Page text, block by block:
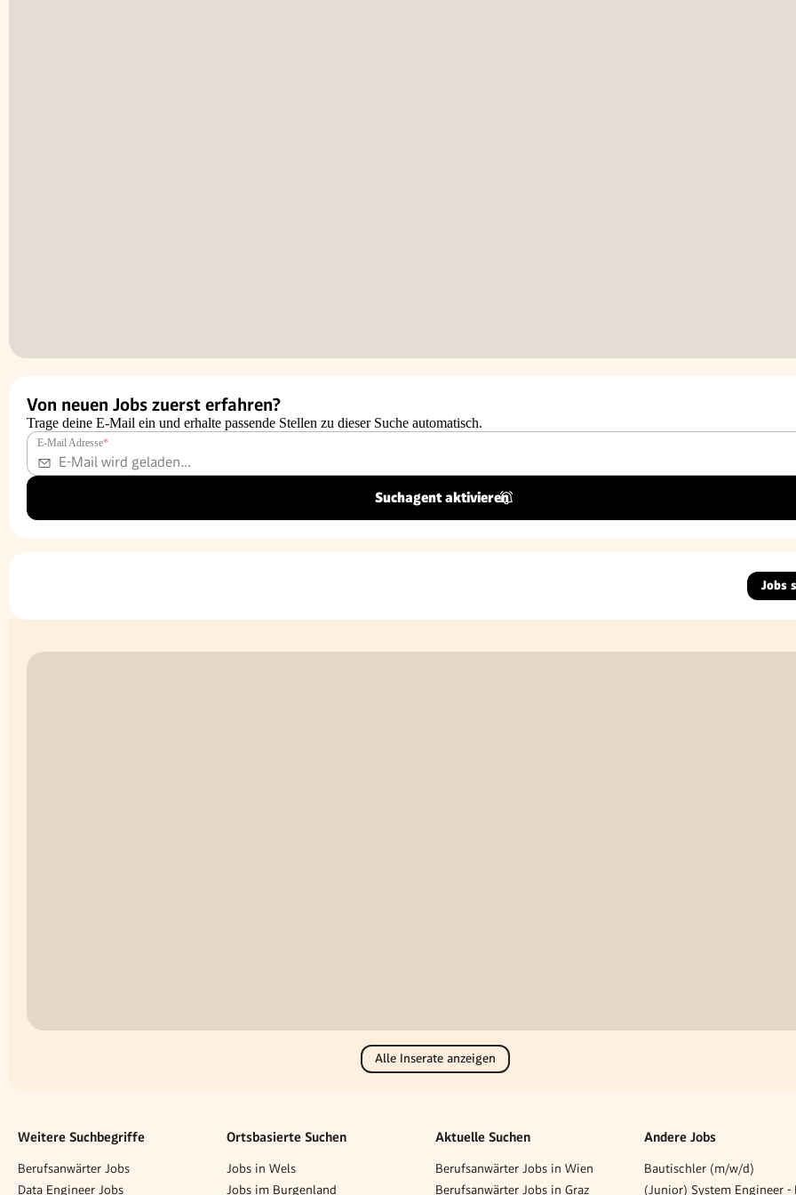
Von neuen Jobs zuerst erfahren?
Trage deine E-Mail ein und erhalte passende Stellen zu dieser Suche automatisch.
E-Mail Adresse*
Suchagent aktivieren
Jobs
Alle Inserate anzeigen
Weitere Suchbegriffe
Berufsanwärter Jobs
Data Engineer Jobs
Ortsbasierte Suchen
Jobs in Wels
Jobs im Burgenland
Aktuelle Suchen
Berufsanwärter Jobs in Wien
Berufsanwärter Jobs in Graz
Andere Jobs
Bautischler (m/w/d)